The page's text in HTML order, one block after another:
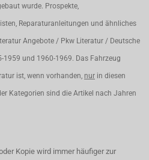
wurde. Prospekte,
Reparaturanleitungen und ähnliches
Angebote / Pkw Literatur / Deutsche
1959 und 1960-1969. Das Fahrzeug
ist, wenn vorhanden, nur in diesen
Kategorien sind die Artikel nach Jahren
Kopie wird immer häufiger zur